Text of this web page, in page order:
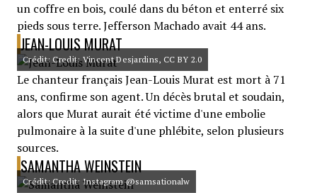
un coffre en bois, coulé dans du béton et enterré six
pieds sous terre. Jefferson Machado avait 44 ans.
JEAN-LOUIS MURAT
Crédit: Credit: Vincent Desjardins, CC BY 2.0
Le chanteur français Jean-Louis Murat est mort à 71
ans, confirme son agent. Un décès brutal et soudain,
alors que Murat aurait été victime d'une embolie
pulmonaire à la suite d'une phlébite, selon plusieurs
sources.
SAMANTHA WEINSTEIN
Crédit: Credit: Instagram @samsationalw